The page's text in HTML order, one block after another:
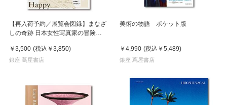
【再入荷予約／展覧会図録】まなざ
しの奇跡 日本女性写真家の冒険
￥3,500 (税込 ￥3,850)
銀座 蔦屋書店
美術の物語 ポケット版
￥4,990 (税込 ￥5,489)
銀座 蔦屋書店